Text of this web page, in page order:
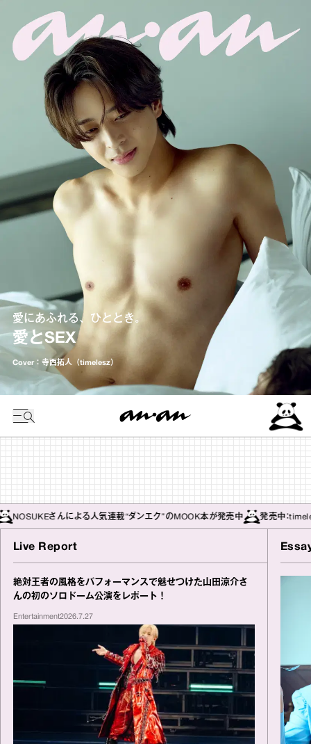
愛にあふれる、ひととき。
愛とSEX
Cover： 寺西拓人（timelesz）
んによる人気連載“ダンエク”のMOOK本が発売中 発売中：timeleszの寺西拓
Live Report
絶対王者の⾵格をパフォーマンスで魅せつけた⼭⽥涼介さ
んの初のソロドーム公演をレポート！
Entertainment2026.7.27